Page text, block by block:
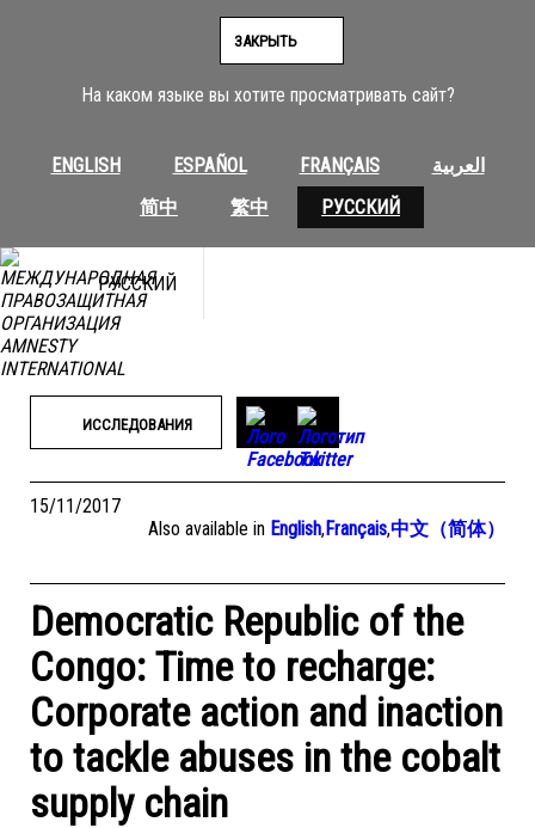
На каком языке вы хотите просматривать сайт?
ENGLISH ESPAÑOL FRANÇAIS
العربية
简中
繁中 РУССКИЙ
ЗАКРЫТЬ
РУССКИЙ
ИССЛЕДОВАНИЯ
15/11/2017
Also available in English,Français,中文（简体）
Democratic Republic of the
Congo: Time to recharge:
Corporate action and inaction
to tackle abuses in the cobalt
supply chain